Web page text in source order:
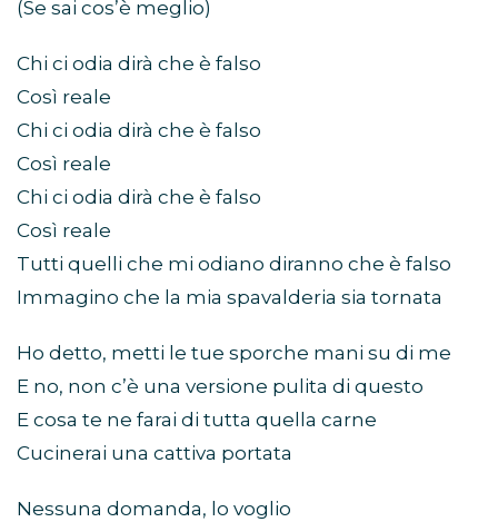
(Se sai cos’è meglio)
Chi ci odia dirà che è falso
Così reale
Chi ci odia dirà che è falso
Così reale
Chi ci odia dirà che è falso
Così reale
Tutti quelli che mi odiano diranno che è falso
Immagino che la mia spavalderia sia tornata
Ho detto, metti le tue sporche mani su di me
E no, non c’è una versione pulita di questo
E cosa te ne farai di tutta quella carne
Cucinerai una cattiva portata
Nessuna domanda, lo voglio